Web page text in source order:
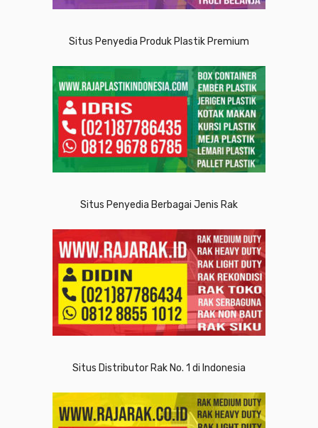
Situs Penyedia Produk Plastik Premium
Situs Penyedia Berbagai Jenis Rak
Situs Distributor Rak No. 1 di Indonesia